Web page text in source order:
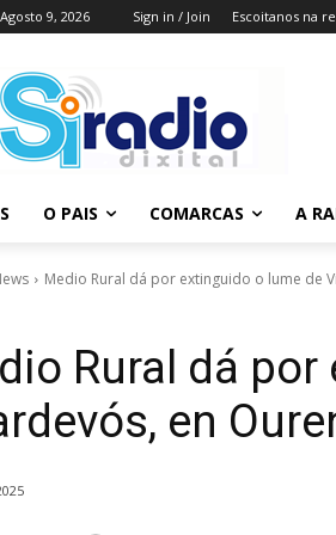
9, 2026 Sign in / Join Escoitanos na
O PAIS COMARCAS A
Medio Rural dá por extinguido o lume de
Rural dá
en